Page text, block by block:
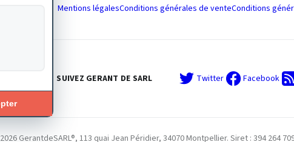
Mentions légalesConditions générales de venteConditions
SUIVEZ GERANT DE SARL Twitter Facebook
2026 GerantdeSARL®, 113 quai Jean Péridier, 34070 Montpellier. Siret : 394 264